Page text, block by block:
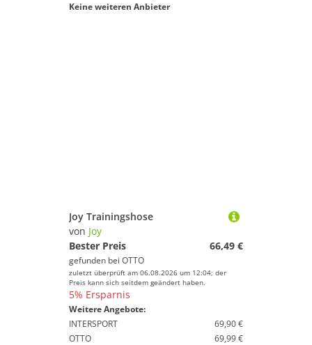
Keine weiteren Anbieter
Joy Trainingshose
von Joy
Bester Preis
66,49 €
gefunden bei OTTO
zuletzt überprüft am 06.08.2026 um 12:04; der
Preis kann sich seitdem geändert haben.
5% Ersparnis
Weitere Angebote:
INTERSPORT
69,90 €
OTTO
69,99 €